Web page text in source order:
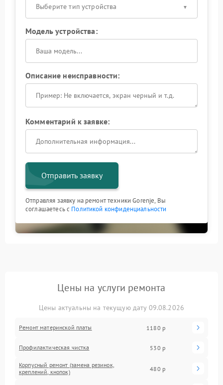
Выберите тип устройства
Модель устройства:
Описание неисправности:
Комментарий к заявке:
Отправить заявку
Отправляя заявку на ремонт техники Gorenje, Вы
соглашаетесь с Политикой конфиденциальности
Цены на услуги ремонта
Цены актуальны на текущую дату 09.08.2026
Ремонт материнской платы 1180 р
Профилактическая чистка 530 р
Корпусный ремонт (замена резинок,
креплений, кнопок)
480 р